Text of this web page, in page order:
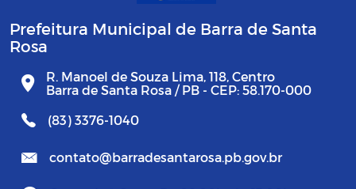
Prefeitura Municipal de Barra de Santa
Rosa
R. Manoel de Souza Lima, 118, Centro
Barra de Santa Rosa / PB - CEP: 58.170-000
(83) 3376-1040
contato@barradesantarosa.pb.gov.br